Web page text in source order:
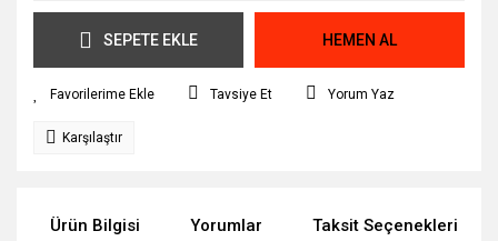
SEPETE EKLE HEMEN AL
Tavsiye Et Yorum Yaz
Karşılaştır
Ürün Bilgisi Yorumlar Taksit Seçenekleri